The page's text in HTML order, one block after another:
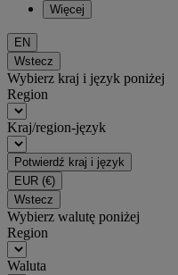
Więcej
EN
Wstecz
Wybierz kraj i język poniżej
Region
Kraj/region-język
Potwierdź kraj i język
EUR (€)
Wstecz
Wybierz walutę poniżej
Region
Waluta